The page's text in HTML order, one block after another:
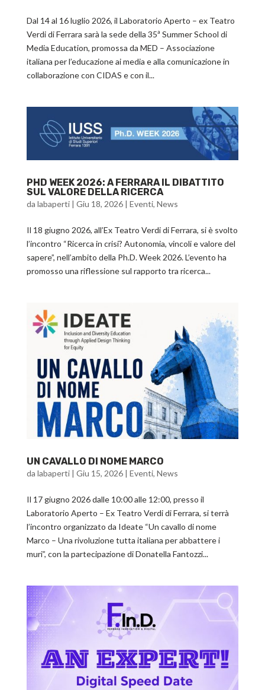
Dal 14 al 16 luglio 2026, il Laboratorio Aperto – ex Teatro
Verdi di Ferrara sarà la sede della 35ª Summer School di
Media Education, promossa da MED – Associazione
italiana per l’educazione ai media e alla comunicazione in
collaborazione con CIDAS e con il...
PHD WEEK 2026: A FERRARA IL DIBATTITO
SUL VALORE DELLA RICERCA
da labaperti| Giu 18, 2026| Eventi, News
Il 18 giugno 2026, all’Ex Teatro Verdi di Ferrara, si è svolto
l’incontro “Ricerca in crisi? Autonomia, vincoli e valore del
sapere”, nell’ambito della Ph.D. Week 2026. L’evento ha
promosso una riflessione sul rapporto tra ricerca...
UN CAVALLO DI NOME MARCO
da labaperti| Giu 15, 2026| Eventi, News
Il 17 giugno 2026 dalle 10:00 alle 12:00, presso il
Laboratorio Aperto – Ex Teatro Verdi di Ferrara, si terrà
l’incontro organizzato da Ideate “Un cavallo di nome
Marco – Una rivoluzione tutta italiana per abbattere i
muri”, con la partecipazione di Donatella Fantozzi...